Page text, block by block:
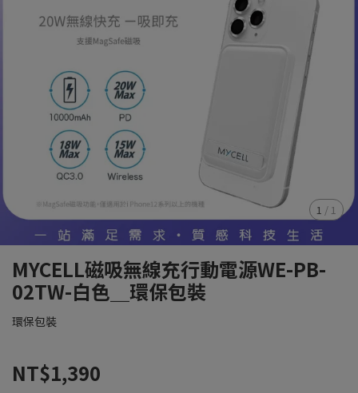
1 / 1
MYCELL磁吸無線充行動電源WE-PB-
02TW-白色＿環保包裝
環保包裝
NT$1,390